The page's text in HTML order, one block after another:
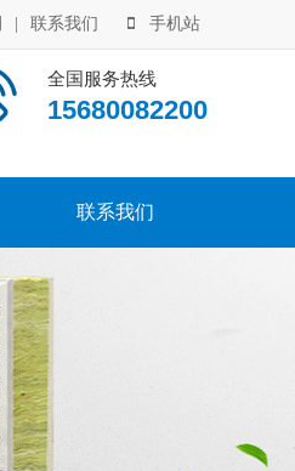
联系我们 手机站
全国服务热线
15680082200
联系我们